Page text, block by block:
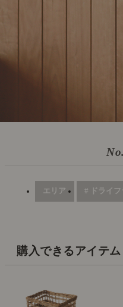
No.
エリア # ドライフ
購入できるアイテム